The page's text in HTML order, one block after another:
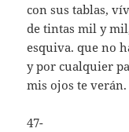
con sus tablas,
de tintas mil y
esquiva. que no
y por cualquier
mis ojos te verán.
47-